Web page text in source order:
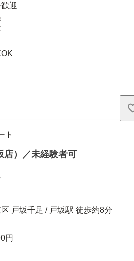
迎
ト
店）／未経験者可
戸坂千足 / 戸坂駅 徒歩約8分
円